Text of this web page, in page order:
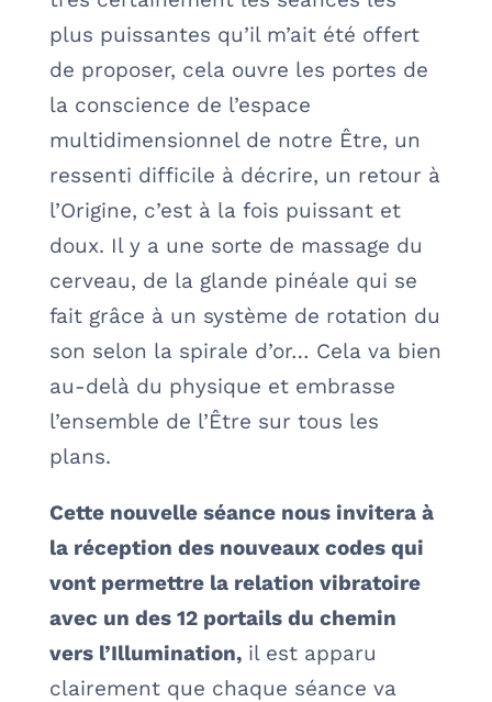
plus puissantes qu’il m’ait été offert
de proposer, cela ouvre les portes de
la conscience de l’espace
multidimensionnel de notre Être, un
ressenti difficile à décrire, un retour à
l’Origine, c’est à la fois puissant et
doux. Il y a une sorte de massage du
cerveau, de la glande pinéale qui se
fait grâce à un système de rotation du
son selon la spirale d’or… Cela va bien
au-delà du physique et embrasse
l’ensemble de l’Être sur tous les
plans.
Cette nouvelle séance nous invitera à
la réception des nouveaux codes qui
vont permettre la relation vibratoire
avec un des 12 portails du chemin
vers l’Illumination, il est apparu
clairement que chaque séance va